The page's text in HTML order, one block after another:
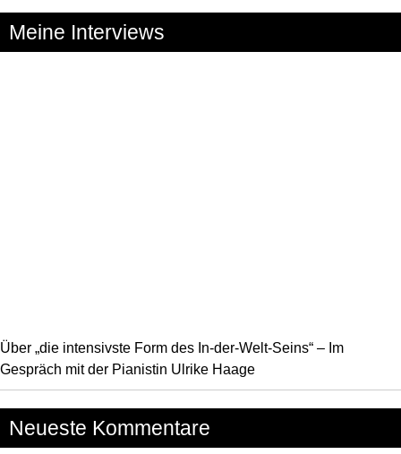
Meine Interviews
Über „die intensivste Form des In-der-Welt-Seins“ – Im
Gespräch mit der Pianistin Ulrike Haage
Neueste Kommentare